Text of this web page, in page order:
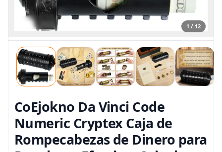
1 / 12
CoEjokno Da Vinci Code
Numeric Cryptex Caja de
Rompecabezas de Dinero para